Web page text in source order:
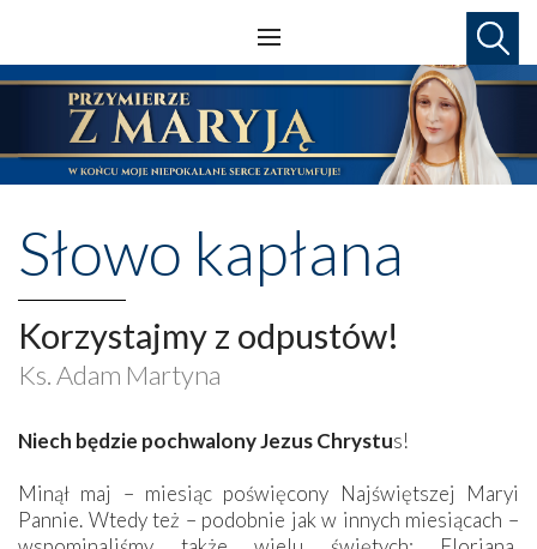
Słowo kapłana
Korzystajmy z odpustów!
Ks. Adam Martyna
Niech będzie pochwalony Jezus Chrystus!
Minął maj – miesiąc poświęcony Najświętszej Maryi
Pannie. Wtedy też – podobnie jak w innych miesiącach –